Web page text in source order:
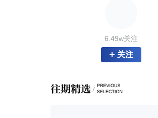
6.49w关注
关注